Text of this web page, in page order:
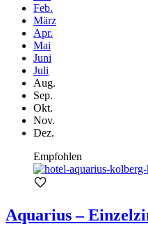
Feb.
März
Apr.
Mai
Juni
Juli
Aug.
Sep.
Okt.
Nov.
Dez.
Empfohlen
Aquarius –